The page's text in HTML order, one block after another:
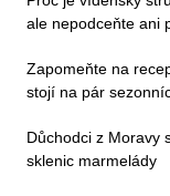
ale nepodceňte ani
Zapomeňte na
stojí na pár
Důchodci z Moravy
sklenic marmelády